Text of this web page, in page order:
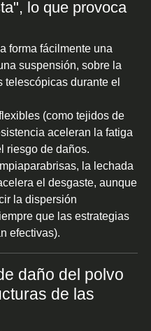
lo que provoca
forma fácilmente una
suspensión, sobre la
durante el
(como tejidos de
aceleran la fatiga
riesgo de daños.
la lechada
el desgaste, aunque
la dispersión
que las estrategias
efectivas).
daño del polvo
de las